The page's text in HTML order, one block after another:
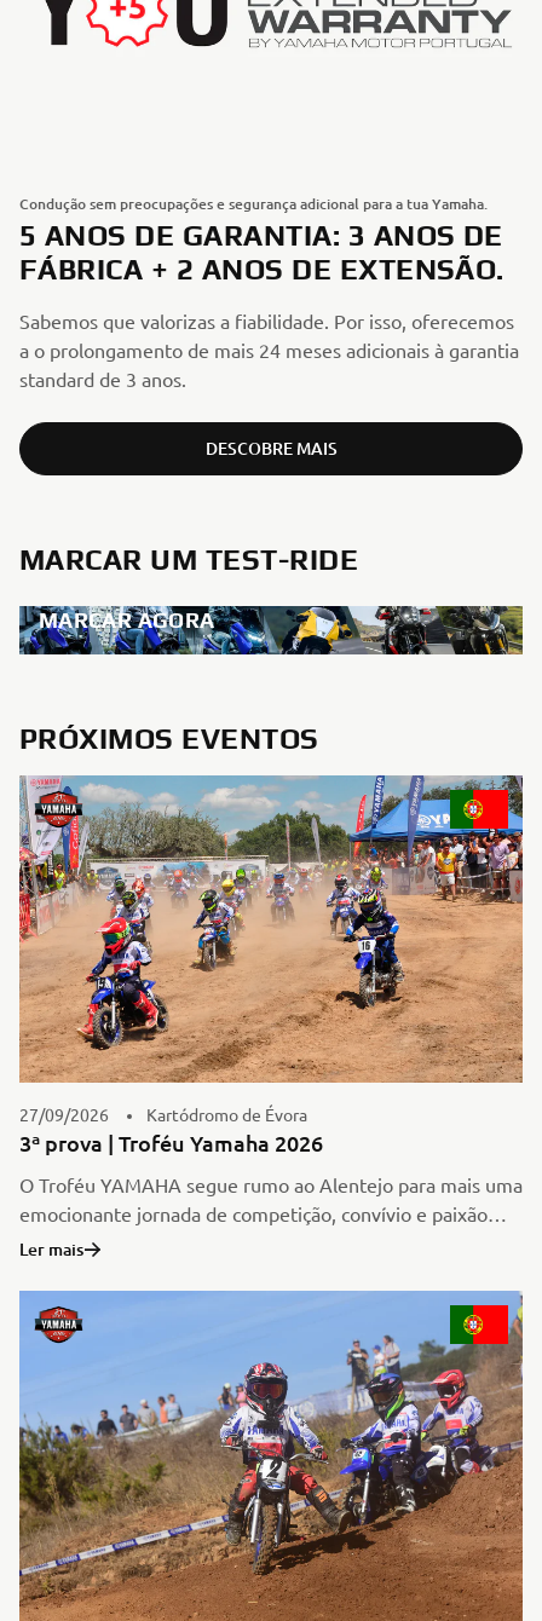
Condução sem preocupações e segurança adicional para a tua Yamaha.
5 ANOS DE GARANTIA: 3 ANOS DE
FÁBRICA + 2 ANOS DE EXTENSÃO.
Sabemos que valorizas a fiabilidade. Por isso, oferecemos
a o prolongamento de mais 24 meses adicionais à garantia
standard de 3 anos.
DESCOBRE MAIS
MARCAR UM TEST-RIDE
MARCAR AGORA
PRÓXIMOS EVENTOS
27/09/2026 Kartódromo de Évora
3ª prova | Troféu Yamaha 2026
O Troféu YAMAHA segue rumo ao Alentejo para mais uma
emocionante jornada de competição, convívio e paixão
pelo Todo-o-Terreno, com a cidade de Évora a receber a
Ler mais